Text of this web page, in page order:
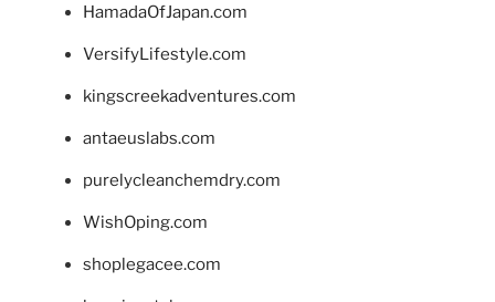
HamadaOfJapan.com
VersifyLifestyle.com
kingscreekadventures.com
antaeuslabs.com
purelycleanchemdry.com
WishOping.com
shoplegacee.com